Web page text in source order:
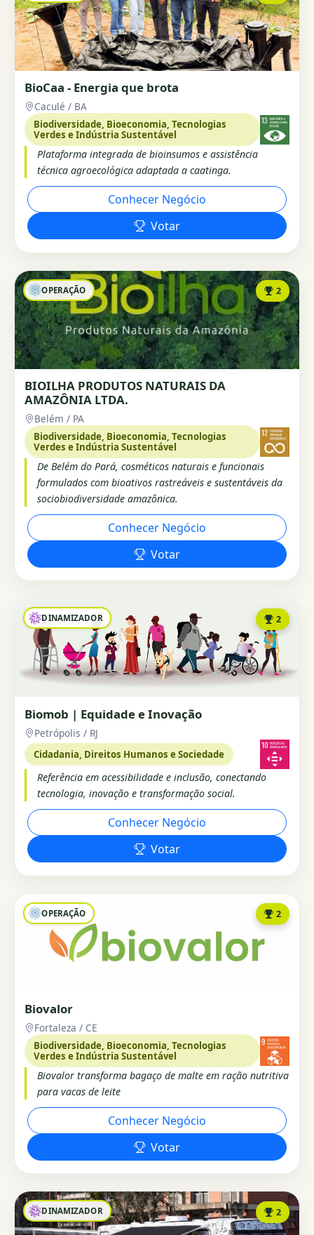
BioCaa - Energia que brota
Caculé / BA
Biodiversidade, Bioeconomia, Tecnologias
Verdes e Indústria Sustentável
Plataforma integrada de bioinsumos e assistência
técnica agroecológica adaptada a caatinga.
Conhecer Negócio
Votar
OPERAÇÃO 2
BIOILHA PRODUTOS NATURAIS DA
AMAZÔNIA LTDA.
Belém / PA
Biodiversidade, Bioeconomia, Tecnologias
Verdes e Indústria Sustentável
De Belém do Pará, cosméticos naturais e funcionais
formulados com bioativos rastreáveis e sustentáveis da
sociobiodiversidade amazônica.
Conhecer Negócio
Votar
DINAMIZADOR 2
Biomob | Equidade e Inovação
Petrópolis / RJ
Cidadania, Direitos Humanos e Sociedade
Referência em acessibilidade e inclusão, conectando
tecnologia, inovação e transformação social.
Conhecer Negócio
Votar
OPERAÇÃO 2
Biovalor
Fortaleza / CE
Biodiversidade, Bioeconomia, Tecnologias
Verdes e Indústria Sustentável
Biovalor transforma bagaço de malte em ração nutritiva
para vacas de leite
Conhecer Negócio
Votar
DINAMIZADOR 2